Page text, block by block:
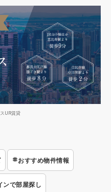
UR賃貸
おすすめ物件情報
ンで部屋探し